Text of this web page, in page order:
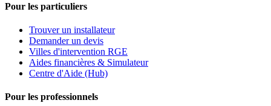
Pour les particuliers
Trouver un installateur
Demander un devis
Villes d'intervention RGE
Aides financières & Simulateur
Centre d'Aide (Hub)
Pour les professionnels